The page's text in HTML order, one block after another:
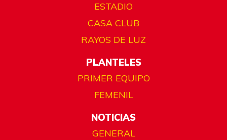
ESTADIO
CASA CLUB
RAYOS DE LUZ
PLANTELES
PRIMER EQUIPO
FEMENIL
NOTICIAS
GENERAL